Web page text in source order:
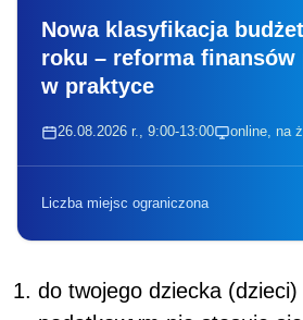
Nowa klasyfikacja
roku – reforma finansów
w praktyce
26.08.2026 r., 9:00-13:00 online, na
Liczba miejsc ograniczona
do twojego dziecka (dzieci)